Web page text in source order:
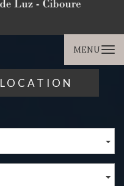
MENU
LOCATION